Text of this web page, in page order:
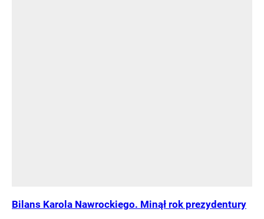
Bilans Karola Nawrockiego. Minął rok prezydentury